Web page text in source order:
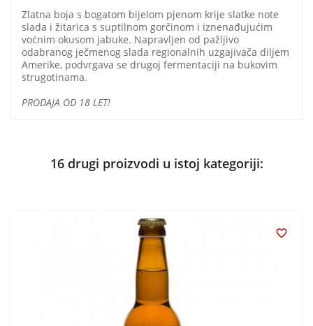
Zlatna boja s bogatom bijelom pjenom krije slatke note
slada i žitarica s suptilnom gorčinom i iznenađujućim
voćnim okusom jabuke. Napravljen od pažljivo
odabranog ječmenog slada regionalnih uzgajivača diljem
Amerike, podvrgava se drugoj fermentaciji na bukovim
strugotinama.
PRODAJA OD 18 LET!
16 drugi proizvodi u istoj kategoriji:
